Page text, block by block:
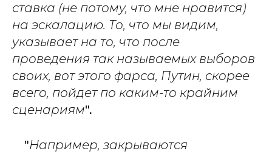
ставка (не потому, что мне нравится)
на эскалацию. То, что мы видим,
указывает на то, что после
проведения так называемых выборов
своих, вот этого фарса, Путин, скорее
всего, пойдет по каким-то крайним
сценариям".
"Например, закрываются